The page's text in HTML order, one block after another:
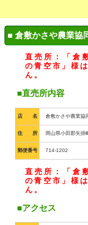
■ 倉敷かさや農業協
直売所：「倉
の青空市」様
ん。
■直売所内容
店 名 倉敷かさや農業協
住 所 岡山県小田郡矢掛
郵便番号 714-1202
直売所：「倉
の青空市」様
ん。
■アクセス